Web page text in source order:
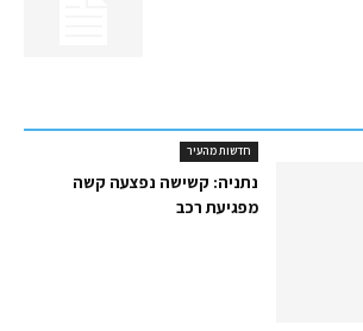
חדשות מהעיר
נתניה: קשישה נפצעה קשה
מפגיעת רכב